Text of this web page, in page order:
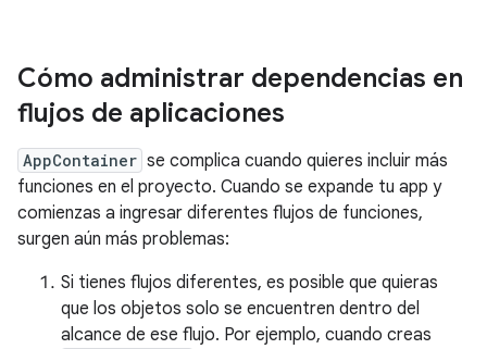
Cómo administrar dependencias en
flujos de aplicaciones
AppContainer se complica cuando quieres incluir más
funciones en el proyecto. Cuando se expande tu app y
comienzas a ingresar diferentes flujos de funciones,
surgen aún más problemas:
Si tienes flujos diferentes, es posible que quieras
que los objetos solo se encuentren dentro del
alcance de ese flujo. Por ejemplo, cuando creas